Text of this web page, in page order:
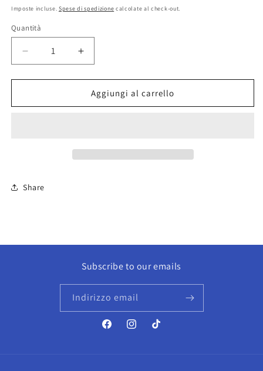
di
Imposte incluse. Spese di spedizione calcolate al check-out.
Quantità
Diminuisci
quantità
per
ARABO
Aumenta
quantità
per
PROFUMO
ARABO
Aggiungi al carrello
Share
Subscribe to our emails
Indirizzo email
FacebookInstagramTikTok